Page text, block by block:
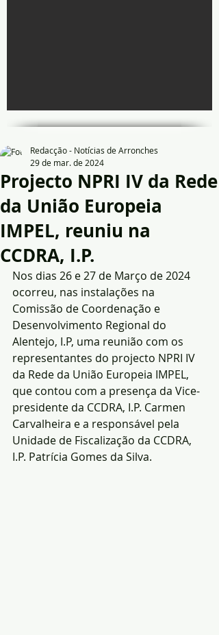
Projecto NPRI IV da Rede
da União Europeia
IMPEL, reuniu na
CCDRA, I.P.
Redacção - Notícias de Arronches
29 de mar. de 2024
Nos dias 26 e 27 de Março de 2024
ocorreu, nas instalações na
Comissão de Coordenação e
Desenvolvimento Regional do
Alentejo, I.P, uma reunião com os
representantes do projecto NPRI IV
da Rede da União Europeia IMPEL,
que contou com a presença da Vice-
presidente da CCDRA, I.P. Carmen
Carvalheira e a responsável pela
Unidade de Fiscalização da CCDRA,
I.P. Patrícia Gomes da Silva.